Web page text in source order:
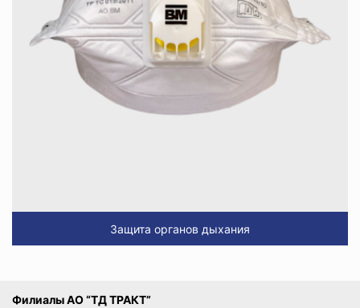
Защита органов дыхания
Филиалы АО “ТД ТРАКТ”